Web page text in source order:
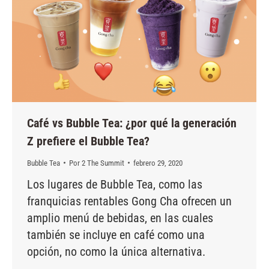
Café vs Bubble Tea: ¿por qué la generación
Z prefiere el Bubble Tea?
Bubble Tea Por 2 The Summit febrero 29, 2020
Los lugares de Bubble Tea, como las
franquicias rentables Gong Cha ofrecen un
amplio menú de bebidas, en las cuales
también se incluye en café como una
opción, no como la única alternativa.